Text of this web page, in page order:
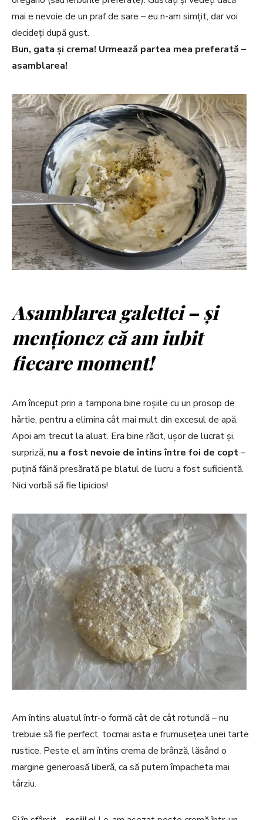
mai e nevoie de un praf de sare – eu n-am simțit, dar voi
decideți după gust.
Bun, gata și crema! Urmează partea mea preferată –
asamblarea!
Asamblarea galettei – și
menționez că am iubit
fiecare moment!
Am început prin a tampona bine roșiile cu un prosop de
hârtie, pentru a elimina cât mai mult din excesul de apă.
Apoi am trecut la aluat. Era bine răcit, ușor de lucrat și,
surpriză, nu a fost nevoie de întins între foi de copt–
puțină făină presărată pe blatul de lucru a fost suficientă.
Nici vorbă să fie lipicios!
Am întins aluatul într-o formă cât de cât rotundă – nu
trebuie să fie perfect, tocmai asta e frumusețea unei tarte
rustice. Peste el am întins crema de brânză, lăsând o
margine generoasă liberă, ca să putem împacheta mai
târziu.